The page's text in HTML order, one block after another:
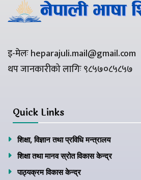
इ-मेलः heparajuli.mail@gmail.com
थप जानकारीको लागिः ९८५७०८५८५७
Quick Links
शिक्षा, विज्ञान तथा प्रविधि मन्त्रालय
शिक्षा तथा मानव स्रोत विकास केन्द्र
पाठ्यक्रम विकास केन्द्र